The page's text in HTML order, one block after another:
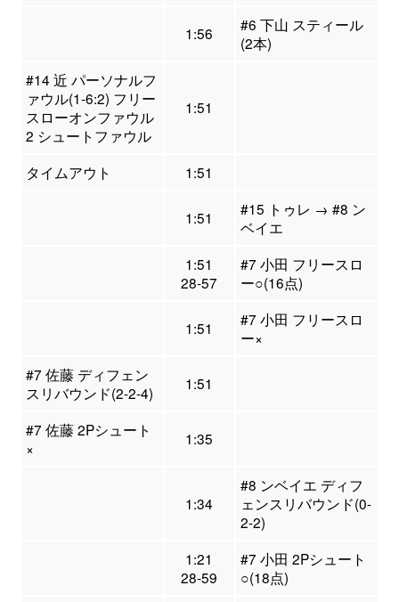
1:56
#6 下山 スティール
(2本)
#14 近 パーソナルフ
ァウル(1-6:2) フリー
スローオンファウル
2 シュートファウル
1:51
タイムアウト 1:51
1:51
#15 トゥレ → #8 ン
ベイエ
1:51
28-57
#7 小田 フリースロ
ー○(16点)
1:51
#7 小田 フリースロ
ー×
#7 佐藤 ディフェン
スリバウンド(2-2-4)
1:51
#7 佐藤 2Pシュート
×
1:35
1:34
#8 ンベイエ ディフ
ェンスリバウンド(0-
2-2)
1:21
28-59
#7 小田 2Pシュート
○(18点)